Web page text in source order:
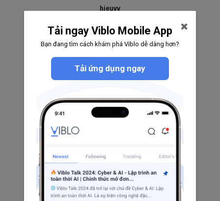
hieuvv
Theo dõi
0 0 0
Theo dõi
Kevjn Phan
0 0 0
Tải ngay Viblo Mobile App
Bạn đang tìm cách khám phá Viblo dễ dàng hơn?
Tải ứng dụng ngay